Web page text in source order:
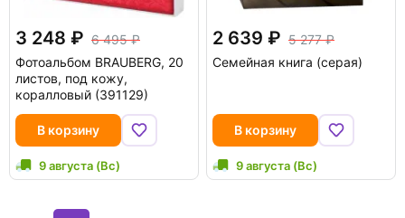
3 248
6 495
Фотоальбом BRAUBERG, 20
листов, под кожу,
коралловый (391129)
В корзину
9 августа (Вс)
2 639
5 277
Семейная книга (серая)
В корзину
9 августа (Вс)